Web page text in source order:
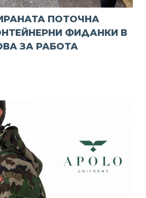
ПОТОЧНА
ФИДАНКИ В
ЗА РАБОТА